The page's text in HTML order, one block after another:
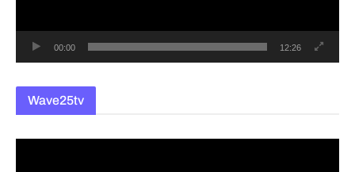
00:00 12:26
Wave25tv